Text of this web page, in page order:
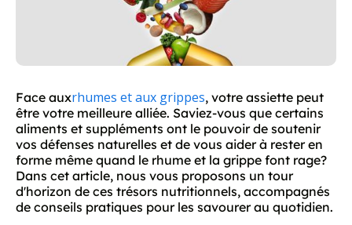
Face auxrhumes et aux grippes, votre assiette peut
être votre meilleure alliée. Saviez-vous que certains
aliments et suppléments ont le pouvoir de soutenir
vos défenses naturelles et de vous aider à rester en
forme même quand le rhume et la grippe font rage?
Dans cet article, nous vous proposons un tour
d'horizon de ces trésors nutritionnels, accompagnés
de conseils pratiques pour les savourer au quotidien.